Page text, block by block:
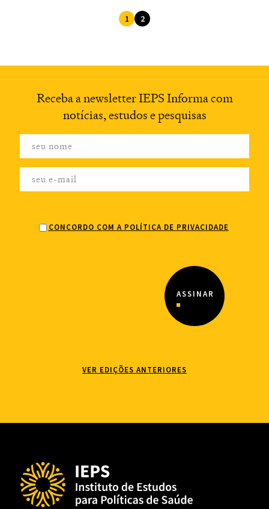
1 2
Receba a newsletterIEPS Informa com
notícias, estudos e pesquisas
CONCORDO COM A POLÍTICA DE PRIVACIDADE
VER EDIÇÕES ANTERIORES